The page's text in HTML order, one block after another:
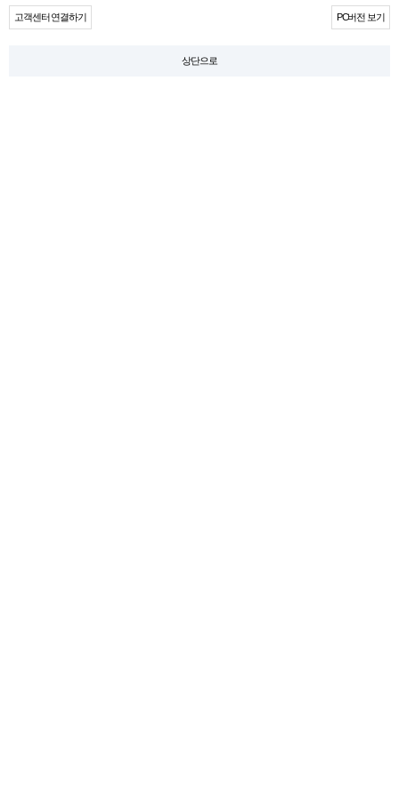
고객센터 연결하기 PC버전 보기
상단으로